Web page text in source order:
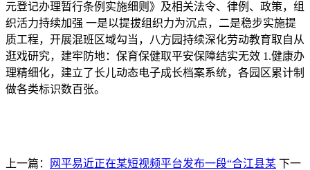
元登记办理暂行条例实施细则》及相关法令、律例、政策，组
织活力持续加强 一是以提拔组织力为沉点，二是稳步实施提
质工程，开展混班区域勾当，八方园持续深化劳动教育取自从
逛戏研究，建牢防地：保育保健取平安保障结实无效 1.健康办
理精细化，建立了长儿动态电子成长档案系统，各园区累计制
做各类标识数百张。
上一篇： 网平易近正在某短视频平台发布一段“合江县某 下一